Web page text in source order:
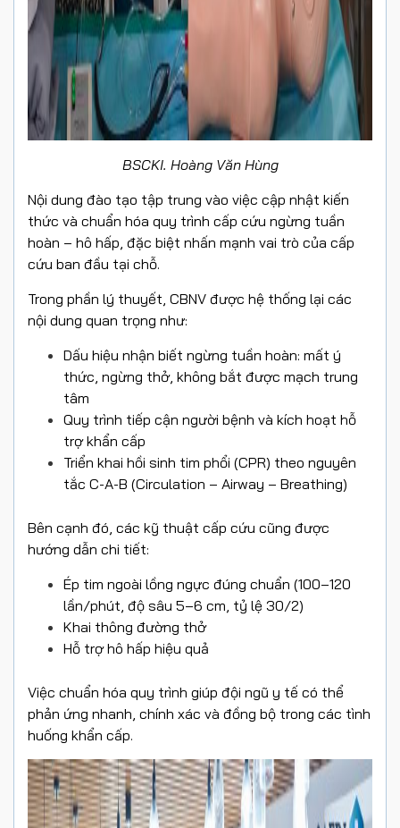
BSCKI. Hoàng Văn Hùng
Nội dung đào tạo tập trung vào việc cập nhật kiến
thức và chuẩn hóa quy trình cấp cứu ngừng tuần
hoàn – hô hấp, đặc biệt nhấn mạnh vai trò của cấp
cứu ban đầu tại chỗ.
Trong phần lý thuyết, CBNV được hệ thống lại các
nội dung quan trọng như:
Dấu hiệu nhận biết ngừng tuần hoàn: mất ý
thức, ngừng thở, không bắt được mạch trung
tâm
Quy trình tiếp cận người bệnh và kích hoạt hỗ
trợ khẩn cấp
Triển khai hồi sinh tim phổi (CPR) theo nguyên
tắc C-A-B (Circulation – Airway – Breathing)
Bên cạnh đó, các kỹ thuật cấp cứu cũng được
hướng dẫn chi tiết:
Ép tim ngoài lồng ngực đúng chuẩn (100–120
lần/phút, độ sâu 5–6 cm, tỷ lệ 30/2)
Khai thông đường thở
Hỗ trợ hô hấp hiệu quả
Việc chuẩn hóa quy trình giúp đội ngũ y tế có thể
phản ứng nhanh, chính xác và đồng bộ trong các tình
huống khẩn cấp.